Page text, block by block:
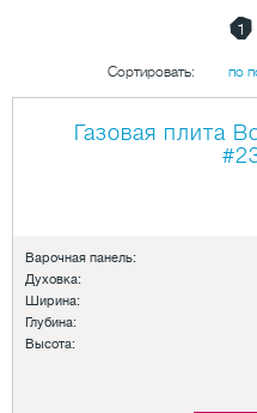
1
Сортировать: по
Газовая плита
Варочная панель:
Духовка:
Ширина:
Глубина:
Высота: